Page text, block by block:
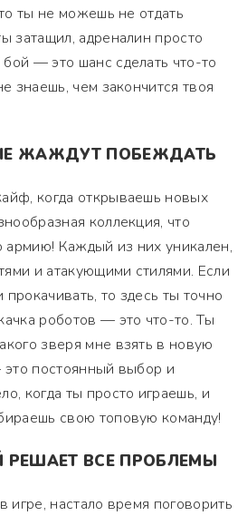
ты не можешь не отдать
затащил, адреналин просто
— это шанс сделать что-то
знаешь, чем закончится твоя
ЖАЖДУТ ПОБЕЖДАТЬ
когда открываешь новых
коллекция, что
Каждый из них уникален,
и атакующими стилями. Если
то здесь ты точно
роботов — это что-то. Ты
зверя мне взять в новую
это постоянный выбор и
когда ты просто играешь, и
свою топовую команду!
РЕШАЕТ ВСЕ ПРОБЛЕМЫ
игре, настало время поговорить